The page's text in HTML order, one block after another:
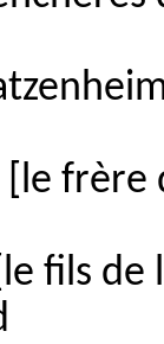
frère
fils